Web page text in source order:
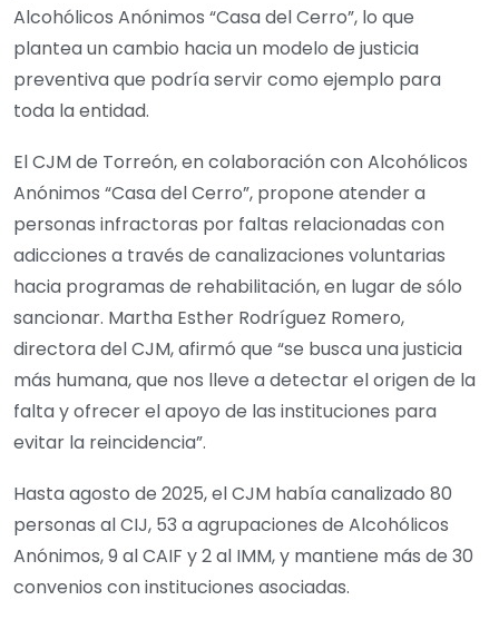
Alcohólicos Anónimos “Casa del Cerro”, lo que
plantea un cambio hacia un modelo de justicia
preventiva que podría servir como ejemplo para
toda la entidad.
El CJM de Torreón, en colaboración con Alcohólicos
Anónimos “Casa del Cerro”, propone atender a
personas infractoras por faltas relacionadas con
adicciones a través de canalizaciones voluntarias
hacia programas de rehabilitación, en lugar de sólo
sancionar. Martha Esther Rodríguez Romero,
directora del CJM, afirmó que “se busca una justicia
más humana, que nos lleve a detectar el origen de la
falta y ofrecer el apoyo de las instituciones para
evitar la reincidencia”.
Hasta agosto de 2025, el CJM había canalizado 80
personas al CIJ, 53 a agrupaciones de Alcohólicos
Anónimos, 9 al CAIF y 2 al IMM, y mantiene más de 30
convenios con instituciones asociadas.